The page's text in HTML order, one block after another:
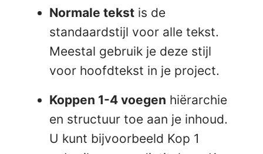
Normale tekst is de
standaardstijl voor alle tekst.
Meestal gebruik je deze stijl
voor hoofdtekst in je project.
Koppen 1-4 voegen hiërarchie
en structuur toe aan je inhoud.
U kunt bijvoorbeeld Kop 1